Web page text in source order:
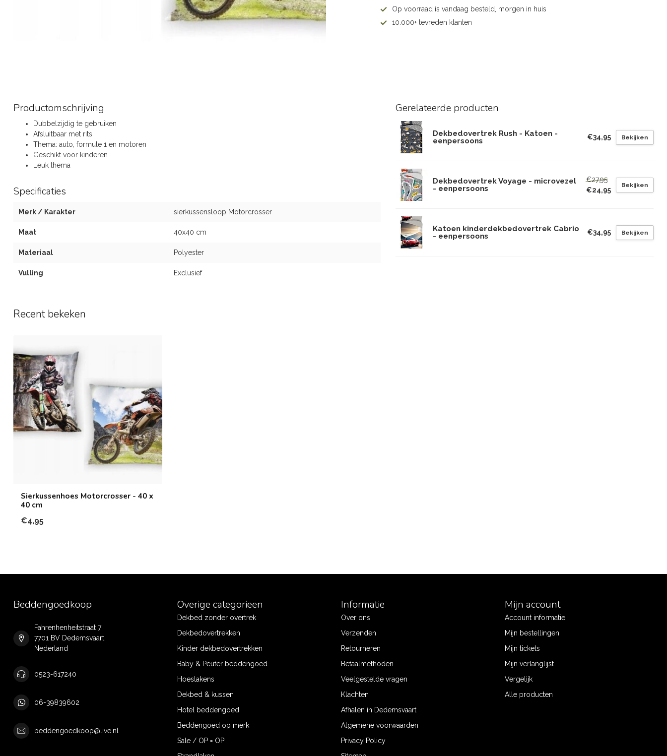
Op voorraad is vandaag besteld, morgen in huis
10.000+ tevreden klanten
Productomschrijving
Dubbelzijdig te gebruiken
Afsluitbaar met rits
Thema: auto, formule 1 en motoren
Geschikt voor kinderen
Leuk thema
Specificaties
Merk / Karakter sierkussensloop Motorcrosser
Maat 40x40 cm
Materiaal Polyester
Vulling Exclusief
Gerelateerde producten
Dekbedovertrek Rush - Katoen -
eenpersoons
€34,95 Bekijken
Dekbedovertrek Voyage - microvezel
- eenpersoons
€27,95
€24,95
Bekijken
Katoen kinderdekbedovertrek Cabrio
- eenpersoons
€34,95 Bekijken
Recent bekeken
Sierkussenhoes Motorcrosser - 40 x
40 cm
€4,95
Beddengoedkoop
Fahrenhenheitstraat 7
7701 BV Dedemsvaart
Nederland
0523-617240
06-39839602
beddengoedkoop@live.nl
Overige categorieën
Dekbed zonder overtrek
Dekbedovertrekken
Kinder dekbedovertrekken
Baby & Peuter beddengoed
Hoeslakens
Dekbed & kussen
Hotel beddengoed
Beddengoed op merk
Sale / OP = OP
Informatie
Over ons
Verzenden
Retourneren
Betaalmethoden
Veelgestelde vragen
Klachten
Afhalen in Dedemsvaart
Algemene voorwaarden
Privacy Policy
Mijn account
Account informatie
Mijn bestellingen
Mijn tickets
Mijn verlanglijst
Vergelijk
Alle producten